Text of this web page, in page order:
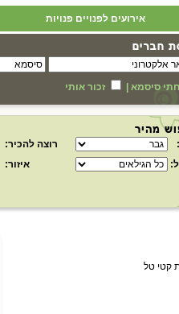
אירועים לפנויים פנויות
סיסמא זכור אותי
רוצה להכיר:
איזור:
קטי טל